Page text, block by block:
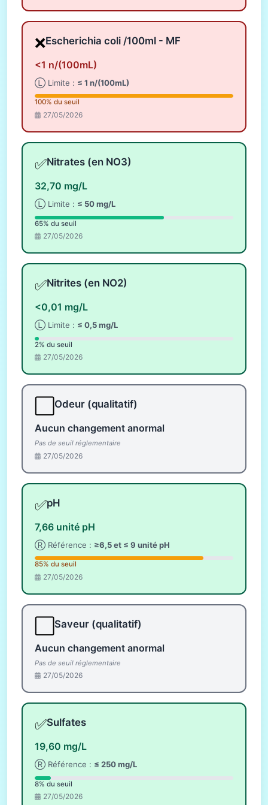
❌Escherichia coli /100ml - MF
<1 n/(100mL)
Ⓛ Limite : ≤ 1 n/(100mL)
100% du seuil
27/05/2026
✅Nitrates (en NO3)
32,70 mg/L
Ⓛ Limite : ≤ 50 mg/L
65% du seuil
27/05/2026
✅Nitrites (en NO2)
<0,01 mg/L
Ⓛ Limite : ≤ 0,5 mg/L
2% du seuil
27/05/2026
Odeur (qualitatif)
Aucun changement anormal
Pas de seuil réglementaire
27/05/2026
✅pH
7,66 unité pH
Ⓡ Référence : ≥6,5 et ≤ 9 unité pH
85% du seuil
27/05/2026
Saveur (qualitatif)
Aucun changement anormal
Pas de seuil réglementaire
27/05/2026
✅Sulfates
19,60 mg/L
Ⓡ Référence : ≤ 250 mg/L
8% du seuil
27/05/2026